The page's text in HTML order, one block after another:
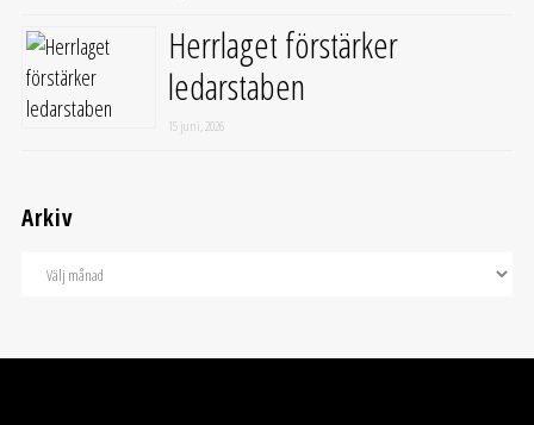
Herrlaget förstärker
ledarstaben
15 juni, 2026
Arkiv